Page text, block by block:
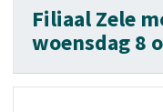
Filiaal Zele
woensdag 8